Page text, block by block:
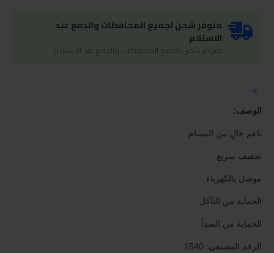
متوفر شحن لجميع المحافظات والدفع عند
الاستلام
متوفر شحن لجميع المحافظات والدفع عند الاستلام
الوصف:
ناعم خالٍ من المسام.
تجفيف سريع.
موصل بالكهرباء.
الحماية من التآكل.
الحماية من الصدأ.
الرقم المصنعي: 1540.